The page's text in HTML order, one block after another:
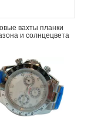
вахты планки
и солнцецвета